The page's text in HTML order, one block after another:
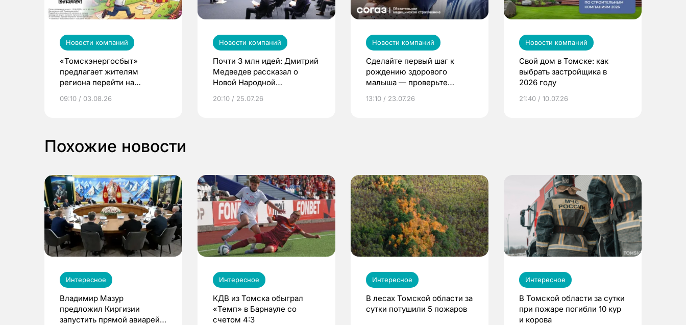
Новости компаний
«Томскэнергосбыт»
предлагает жителям
региона перейти на
выиграть призы
09:10 / 03.08.26
Новости компаний
Почти 3 млн идей: Дмитрий
Медведев рассказал о
Новой Народной
20:10 / 25.07.26
Новости компаний
Сделайте первый шаг к
рождению здорового
малыша — проверьте
по ОМС!
13:10 / 23.07.26
Новости компаний
Свой дом в Томске: как
выбрать застройщика в
2026 году
21:40 / 10.07.26
Похожие новости
Интересное
Владимир Мазур
предложил Киргизии
запустить прямой авиарейс
Интересное
КДВ из Томска обыграл
«Темп» в Барнауле со
счетом 4:3
Интересное
В лесах Томской области за
сутки потушили 5 пожаров
Интересное
В Томской области за сутки
при пожаре погибли 10 кур
и корова